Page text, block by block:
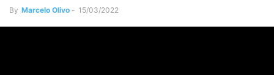
By Marcelo Olivo - 15/03/2022